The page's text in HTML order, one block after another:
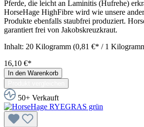
Pferde, die leicht an Laminitis (Hufrehe)
HorseHage HighFibre wird wie unsere
Produkte ebenfalls staubfrei produziert.
garantiert frei von Jakobskreuzkraut.
Inhalt: 20 Kilogramm (0,81 €* / 1
16,10 €*
In den Warenkorb
50+ Verkauft